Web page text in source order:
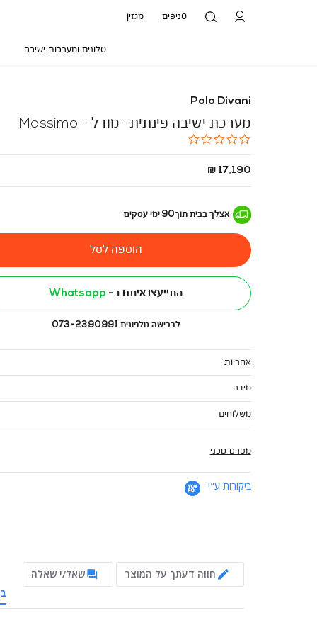
סניפים מגזין
סלונים ומערכות ישיבה
Polo Divani
מערכת ישיבה פינתית- מודל - Massimo
17,190 ₪
אצלך בבית תוך90 ימי עסקים
הוספה לסל
התייעצו איתנו ב- Whatsapp
לרכישה טלפונית 073-2390991
אחריות
מידה
משלוחים
מפרט טכני
ביקורות ע"י
חווה דעתך על המוצר
שאל/י שאלה